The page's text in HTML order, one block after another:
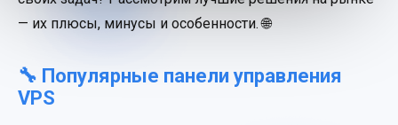
— их плюсы, минусы и особенности. 🌐
🔧 Популярные панели управления
VPS